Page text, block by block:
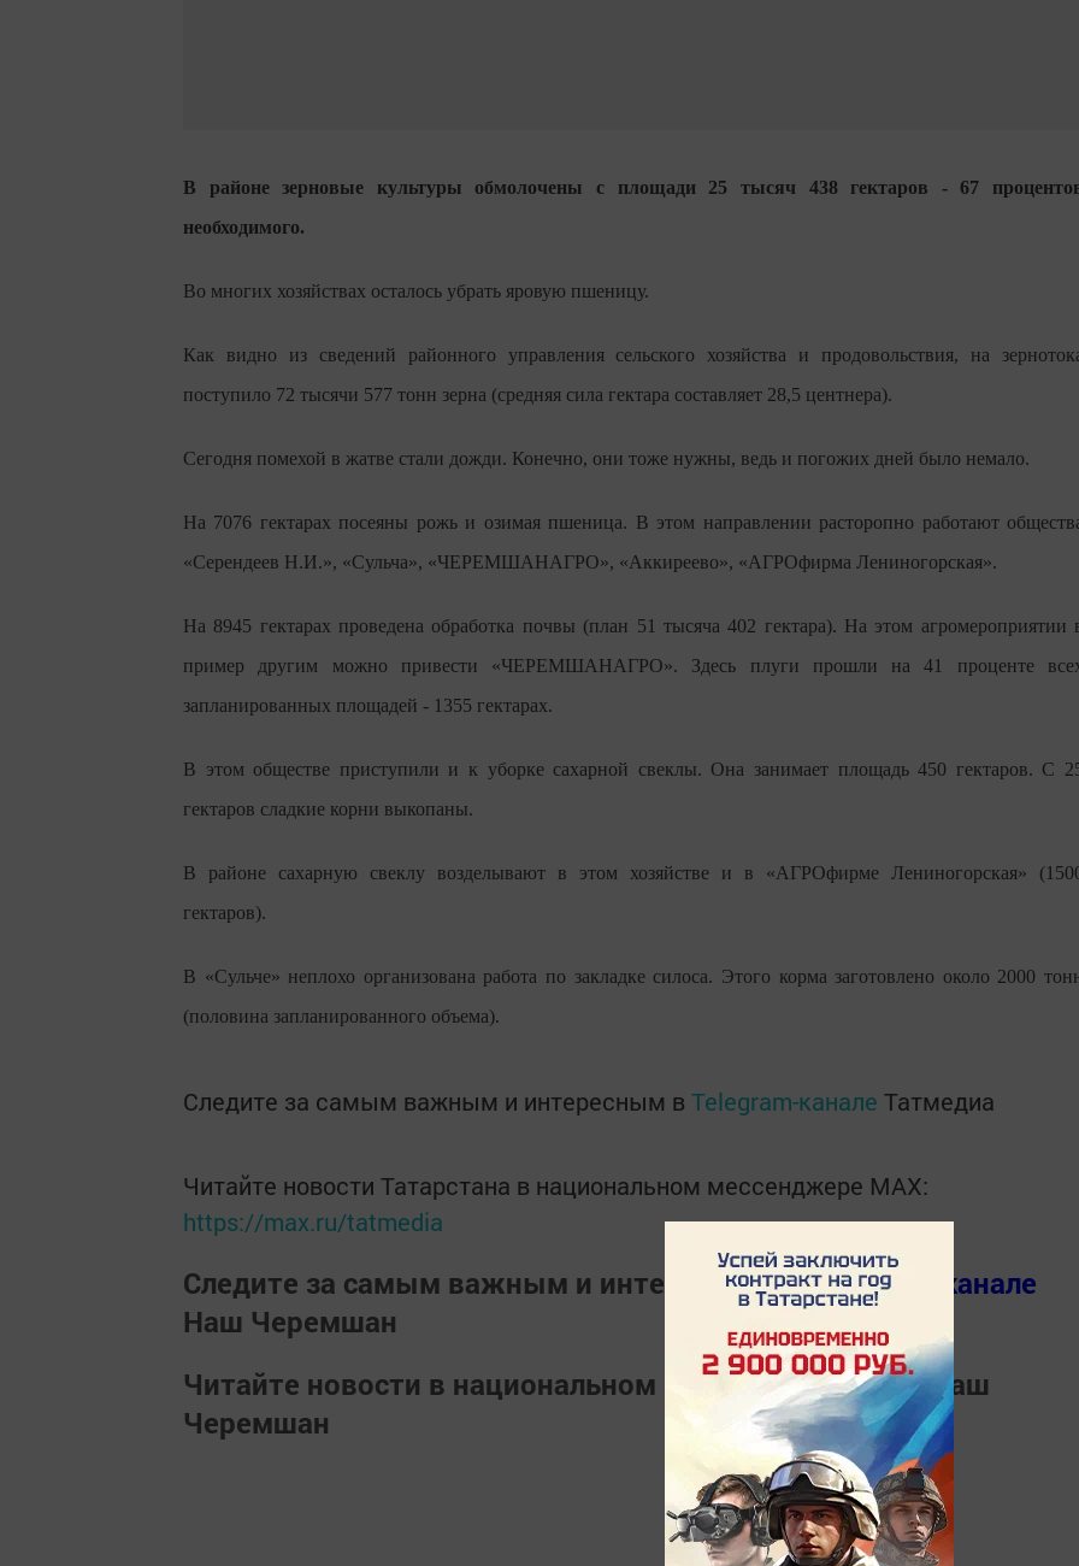
В районе зерновые культуры обмолочены с площади 25 тысяч 438 гектаров - 67
необходимого.
Во многих хозяйствах осталось убрать яровую пшеницу.
Как видно из сведений районного управления сельского хозяйства и продовольствия, на
поступило 72 тысячи 577 тонн зерна (средняя сила гектара составляет 28,5 центнера).
Сегодня помехой в жатве стали дожди. Конечно, они тоже нужны, ведь и погожих дней было немало.
На 7076 гектарах посеяны рожь и озимая пшеница. В этом направлении расторопно работают
«Серендеев Н.И.», «Сульча», «ЧЕРЕМШАНАГРО», «Аккиреево», «АГРОфирма Лениногорская».
На 8945 гектарах проведена обработка почвы (план 51 тысяча 402 гектара). На этом агромероприятии
пример другим можно привести «ЧЕРЕМШАНАГРО». Здесь плуги прошли на 41 проценте
запланированных площадей - 1355 гектарах.
В этом обществе приступили и к уборке сахарной свеклы. Она занимает площадь 450 гектаров. С
гектаров сладкие корни выкопаны.
В районе сахарную свеклу возделывают в этом хозяйстве и в «АГРОфирме Лениногорская»
гектаров).
В «Сульче» неплохо организована работа по закладке силоса. Этого корма заготовлено около 2000
(половина запланированного объема).
Следите за самым важным и интересным в Telegram-канале Татмедиа
Читайте новости Татарстана в национальном мессенджере MАХ:
https://max.ru/tatmedia
Следите за самым важным и интересным вТелеграм канале
Наш Черемшан
Читайте новости в национальном мессенджереMАХНаш
Черемшан